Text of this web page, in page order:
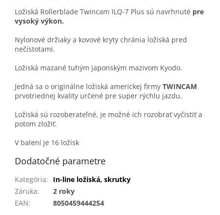
Ložiská Rollerblade Twincam ILQ-7 Plus sú navrhnuté pre
vysoký výkon.
Nylonové držiaky a kovové kryty chránia ložiská pred
nečistotami.
Ložiská mazané tuhým japonským mazivom Kyodo.
Jedná sa o originálne ložiská americkej firmy TWINCAM
prvotriednej kvality určené pre super rýchlu jazdu.
Ložiská sú rozoberateľné, je možné ich rozobrať vyčistiť a
potom zložiť.
V balení je 16 ložísk
Dodatočné parametre
Kategória:
In-line ložiská, skrutky
Záruka:
2 roky
EAN: 8050459444254